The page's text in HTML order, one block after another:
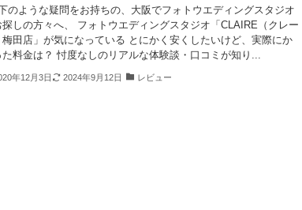
のような疑問をお持ちの、大阪でフォトウエディングスタジオ
探しの方々へ、 フォトウエディングスタジオ「CLAIRE（クレー
梅田店」が気になっている とにかく安くしたいけど、実際にか
た料金は？ 忖度なしのリアルな体験談・口コミが知り...
年12月3日 2024年9月12日 レビュー